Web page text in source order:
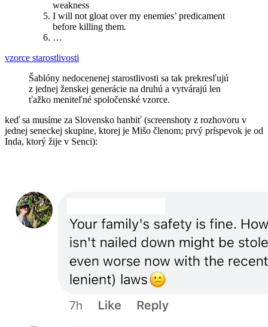
weakness
I will not gloat over my enemies’ predicament
before killing them.
…
vzorce starostlivosti
Šablóny nedocenenej starostlivosti sa tak prekresľujú
z jednej ženskej generácie na druhú a vytvárajú len
ťažko meniteľné spoločenské vzorce.
keď sa musíme za Slovensko hanbiť (screenshoty z rozhovoru v
jednej seneckej skupine, ktorej je Mišo členom; prvý príspevok je od
Inda, ktorý žije v Senci):